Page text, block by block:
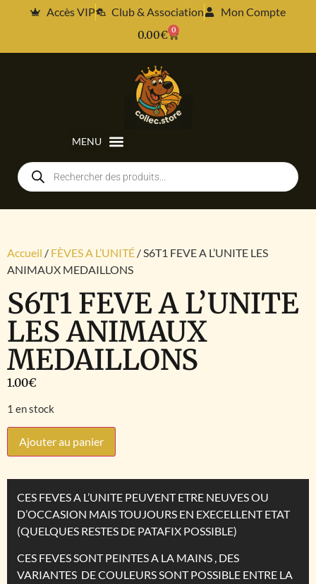
Accès VIP Club & Association
Mon Compte
0.00€ 0
Accueil / FÈVES A L’UNITÉ / S6T1 FEVE A L’UNITE LES
ANIMAUX MEDAILLONS
S6T1 FEVE A L’UNITE
LES ANIMAUX
MEDAILLONS
1.00€
1 en stock
Ajouter au panier
CES FEVES A L’UNITE PEUVENT ETRE NEUVES OU
D’OCCASION MAIS TOUJOURS EN EXECELLENT ETAT
(QUELQUES RESTES DE PATAFIX POSSIBLE)
CES FEVES SONT PEINTES A LA MAINS , DES
VARIANTES DE COULEURS SONT POSSIBLE ENTRE LA